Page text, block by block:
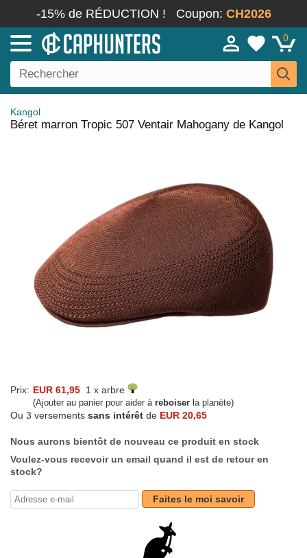
-15% de RÉDUCTION ! Coupon: CH2026
0
Kangol
Béret marron Tropic 507 Ventair Mahogany de Kangol
Prix: EUR 61,95 1 x arbre
(Ajouter au panier pour aider à reboiser la planète)
Ou 3 versements sans intérêt de EUR 20,65
Nous aurons bientôt de nouveau ce produit en stock
Voulez-vous recevoir un email quand il est de retour en
stock?
Faites le moi savoir